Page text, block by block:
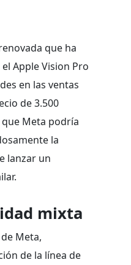
que ha
Apple Vision Pro
en las ventas
de 3.500
Meta podría
la
lanzar un
mixta
Meta,
de la línea de